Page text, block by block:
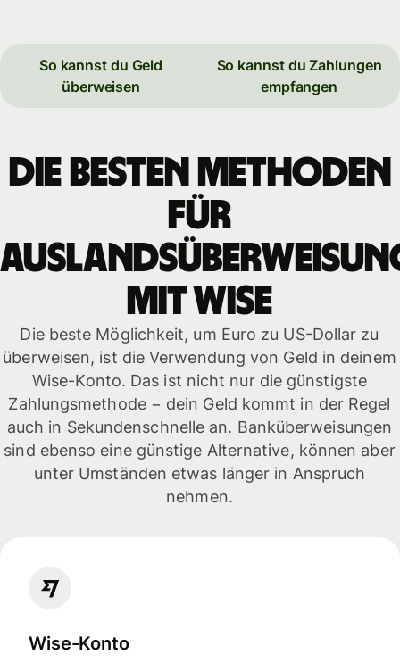
So kannst du Geld
überweisen
So kannst du Zahlungen
empfangen
Die besten Methoden
für
mit WISE
Die beste Möglichkeit, um Euro zu US-Dollar zu
überweisen, ist die Verwendung von Geld in deinem
Wise-Konto. Das ist nicht nur die günstigste
Zahlungsmethode − dein Geld kommt in der Regel
auch in Sekundenschnelle an. Banküberweisungen
sind ebenso eine günstige Alternative, können aber
unter Umständen etwas länger in Anspruch
nehmen.
Wise-Konto